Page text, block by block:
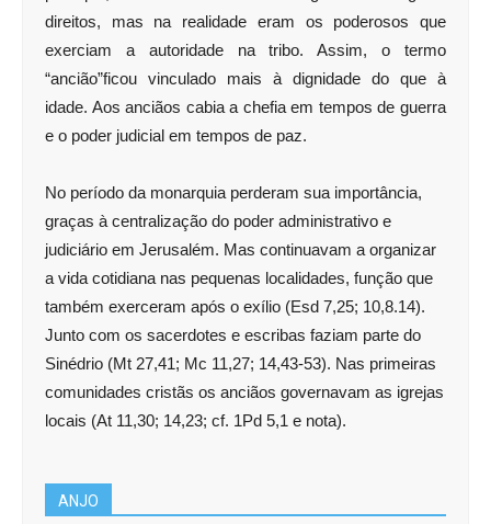
direitos, mas na realidade eram os poderosos que
exerciam a autoridade na tribo. Assim, o termo
“ancião”ficou vinculado mais à dignidade do que à
idade. Aos anciãos cabia a chefia em tempos de guerra
e o poder judicial em tempos de paz.
No período da monarquia perderam sua importância,
graças à centralização do poder administrativo e
judiciário em Jerusalém. Mas continuavam a organizar
a vida cotidiana nas pequenas localidades, função que
também exerceram após o exílio (Esd 7,25; 10,8.14).
Junto com os sacerdotes e escribas faziam parte do
Sinédrio (Mt 27,41; Mc 11,27; 14,43-53). Nas primeiras
comunidades cristãs os anciãos governavam as igrejas
locais (At 11,30; 14,23; cf. 1Pd 5,1 e nota).
ANJO